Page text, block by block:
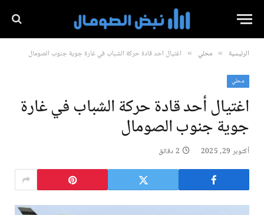
الرئيسية » محلي » اغتيال أحد قادة حركة الشباب في غارة جوية جنوب الصومال
محلي
اغتيال أحد قادة حركة الشباب في غارة
جوية جنوب الصومال
أكتوبر 29, 2025 2 دقائق